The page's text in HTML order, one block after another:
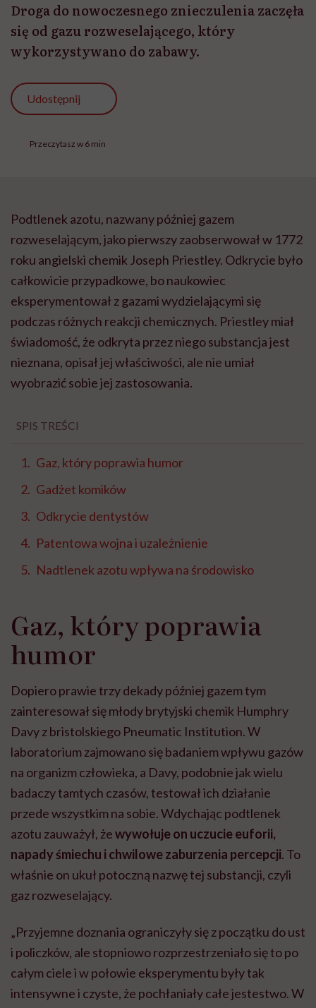
Droga do nowoczesnego znieczulenia zaczęła
się od gazu rozweselającego, który
wykorzystywano do zabawy.
Udostępnij
Przeczytasz w 6 min
Podtlenek azotu, nazwany później gazem
rozweselającym, jako pierwszy zaobserwował w 1772
roku angielski chemik Joseph Priestley. Odkrycie było
całkowicie przypadkowe, bo naukowiec
eksperymentował z gazami wydzielającymi się
podczas różnych reakcji chemicznych. Priestley miał
świadomość, że odkryta przez niego substancja jest
nieznana, opisał jej właściwości, ale nie umiał
wyobrazić sobie jej zastosowania.
SPIS TREŚCI
Gaz, który poprawia humor
Gadżet komików
Odkrycie dentystów
Patentowa wojna i uzależnienie
Nadtlenek azotu wpływa na środowisko
Gaz, który poprawia
humor
Dopiero prawie trzy dekady później gazem tym
zainteresował się młody brytyjski chemik Humphry
Davy z bristolskiego Pneumatic Institution. W
laboratorium zajmowano się badaniem wpływu gazów
na organizm człowieka, a Davy, podobnie jak wielu
badaczy tamtych czasów, testował ich działanie
przede wszystkim na sobie. Wdychając podtlenek
azotu zauważył, żewywołuje on uczucie euforii,
napady śmiechu i chwilowe zaburzenia percepcji. To
właśnie on ukuł potoczną nazwę tej substancji, czyli
gaz rozweselający.
„Przyjemne doznania ograniczyły się z początku do ust
i policzków, ale stopniowo rozprzestrzeniało się to po
całym ciele i w połowie eksperymentu były tak
intensywne i czyste, że pochłaniały całe jestestwo. W